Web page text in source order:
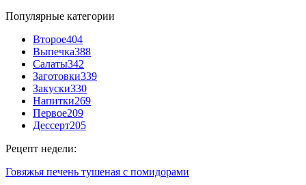
Популярные категории
Второе404
Выпечка388
Салаты342
Заготовки339
Закуски330
Напитки269
Первое209
Дессерт205
Рецепт недели:
Говяжья печень тушеная с помидорами